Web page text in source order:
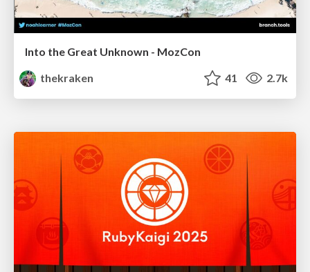
Into the Great Unknown - MozCon
thekraken
41 2.7k